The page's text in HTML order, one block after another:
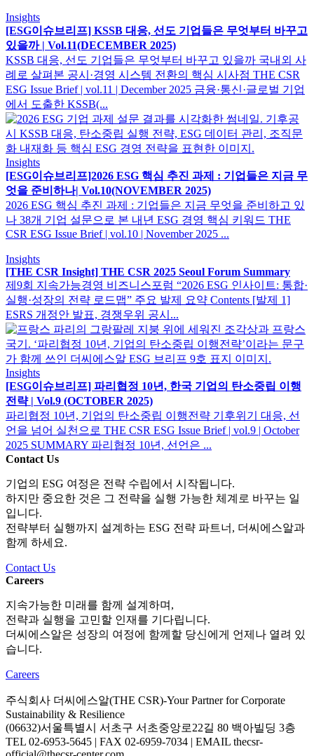
Insights
[ESG이슈브리프] KSSB 대응, 선도 기업들은 무엇부터 바꾸고
있을까​ ​| Vol.11(DECEMBER 2025)
KSSB 대응, 선도 기업들은 무엇부터 바꾸고 있을까 국내외 사
례로 살펴본 공시·경영 시스템 전환의 핵심 시사점 THE CSR
ESG Issue Brief | vol.11 | December 2025 금융·통신·글로벌 기업
에서 도출한 KSSB(...
Insights
[ESG이슈브리프]2026 ESG 핵심 추진 과제 : 기업들은 지금 무
엇을 준비하나​| Vol.10(NOVEMBER 2025)
2026 ESG 핵심 추진 과제 : 기업들은 지금 무엇을 준비하고 있
나 38개 기업 설문으로 본 내년 ESG 경영 핵심 키워드 THE
CSR ESG Issue Brief | vol.10 | November 2025 ...
Insights
[THE CSR Insight] THE CSR 2025 Seoul Forum Summary
제9회 지속가능경영 비즈니스포럼 “2026 ESG 인사이트: 통합·
실행·성장의 전략 로드맵” 주요 발제 요약 Contents [발제 1]
ESRS 개정안 발표, 경쟁우위 공시...
Insights
[ESG이슈브리프] 파리협정 10년, 한국 기업의 탄소중립 이행
전략​ | Vol.9 (OCTOBER 2025)
파리협정 10년, 기업의 탄소중립 이행전략 기후위기 대응, 선
언을 넘어 실천으로 THE CSR ESG Issue Brief | vol.9 | October
2025 SUMMARY 파리협정 10년, 선언은 ...
Contact Us
기업의 ESG 여정은 전략 수립에서 시작됩니다.
하지만 중요한 것은 그 전략을 실행 가능한 체계로 바꾸는 일
입니다.
전략부터 실행까지 설계하는 ESG 전략 파트너, 더씨에스알과
함께 하세요.
Contact Us
Careers
지속가능한 미래를 함께 설계하며,
전략과 실행을 고민할 인재를 기다립니다.
더씨에스알은 성장의 여정에 함께할 당신에게 언제나 열려 있
습니다.
Careers
주식회사 더씨에스알(THE CSR)-Your Partner for Corporate
Sustainability & Resilience
(06632)서울특별시 서초구 서초중앙로22길 80 백아빌딩 3층
TEL 02-6953-5645 | FAX 02-6959-7034 | EMAIL thecsr-